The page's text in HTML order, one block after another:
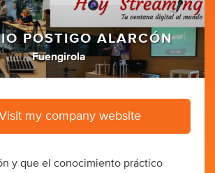
POSTIGO ALARCÓN
Fuengirola
my company website
y que el conocimiento práctico